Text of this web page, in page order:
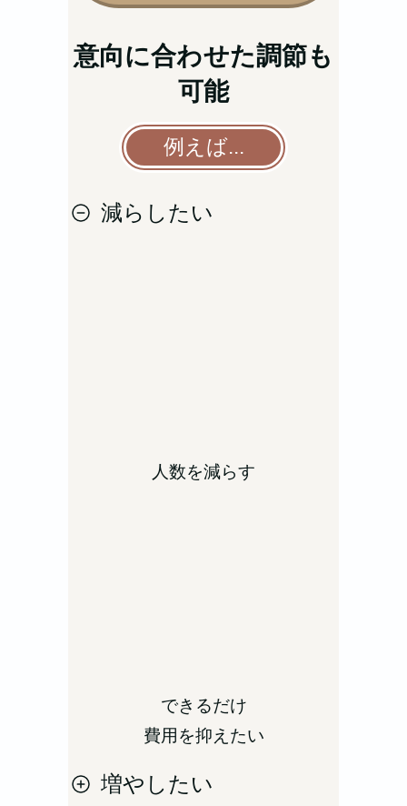
意向に合わせた調節も
可能
例えば...
減らしたい
人数を減らす
できるだけ
費用を抑えたい
増やしたい